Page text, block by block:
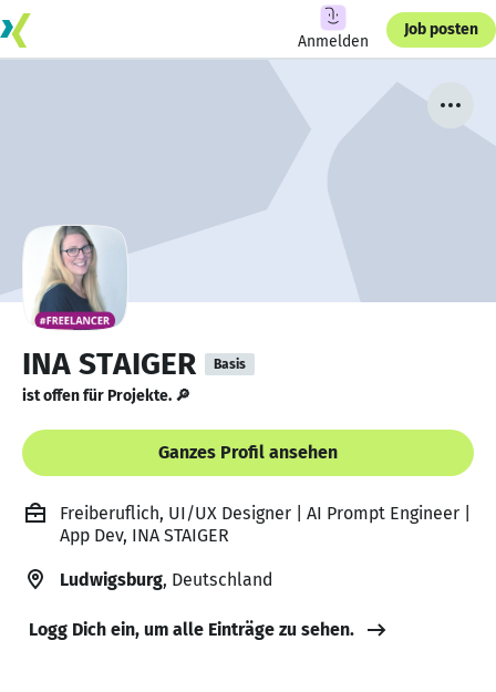
Anmelden
Job posten
INA STAIGER Basis
ist offen für Projekte. 🔎
Ganzes Profil ansehen
Freiberuflich, UI/UX Designer | AI Prompt Engineer |
App Dev, INA STAIGER
Ludwigsburg, Deutschland
Logg Dich ein, um alle Einträge zu sehen.